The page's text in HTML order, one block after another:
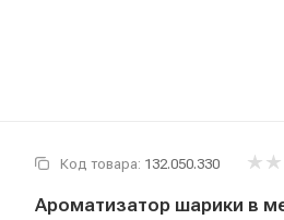
Код товара: 132.050.330
Ароматизатор шарики в мешочке "ХВОЙНЫЙ ЛЕС"